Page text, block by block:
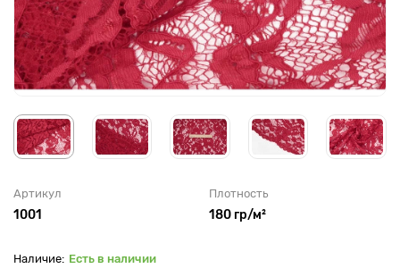
Артикул
1001
Плотность
180 гр/м²
Есть в наличии